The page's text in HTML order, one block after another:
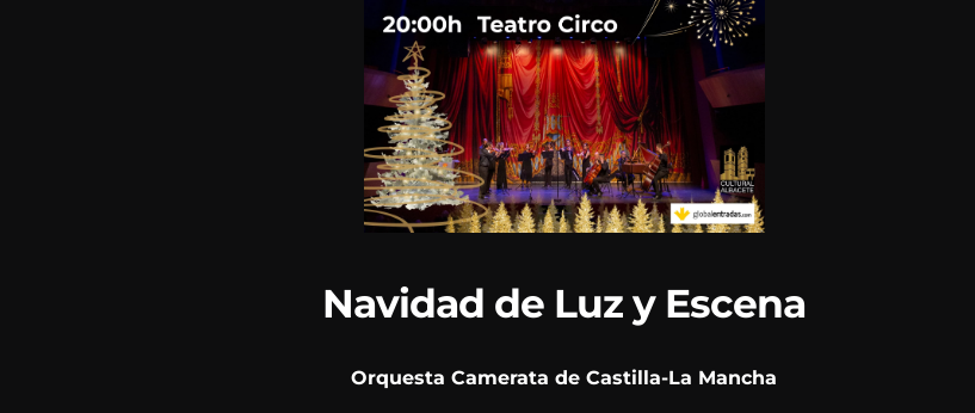
Navidad de Luz y Escena
Orquesta Camerata de Castilla-La Mancha